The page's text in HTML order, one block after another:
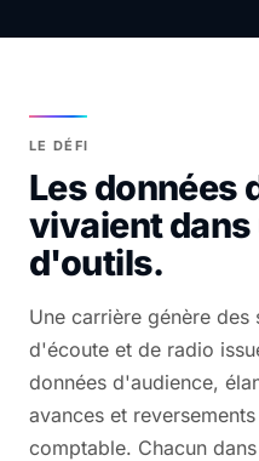
LE DÉFI
Les données
vivaient dans
d'outils.
Une carrière génère
d'écoute et de radio
données d'audience,
avances et
comptable. Chacun